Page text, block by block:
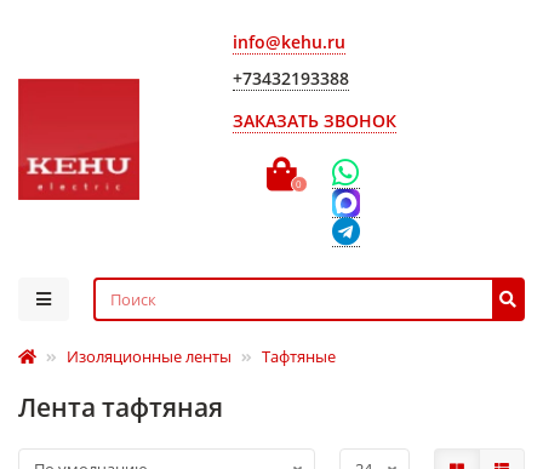
info@kehu.ru
+73432193388
ЗАКАЗАТЬ ЗВОНОК
0
Изоляционные ленты Тафтяные
Лента тафтяная